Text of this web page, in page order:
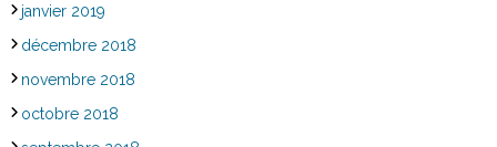
janvier 2019
décembre 2018
novembre 2018
octobre 2018